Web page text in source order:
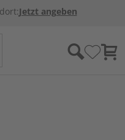
Jetzt angeben